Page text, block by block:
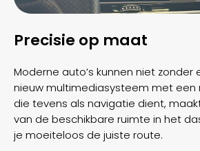
Precisie op maat
Moderne auto’s kunnen niet zonder
nieuw multimediasysteem met een
die tevens als navigatie dient,
van de beschikbare ruimte in het
je moeiteloos de juiste route.